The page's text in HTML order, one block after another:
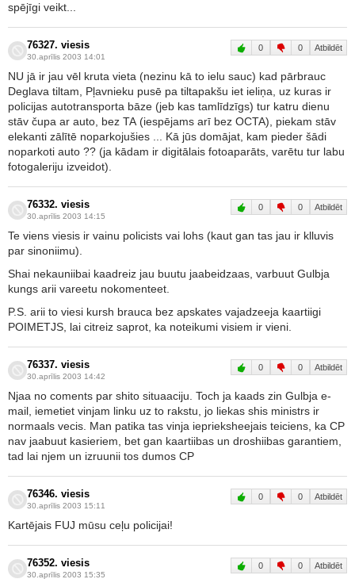
spējīgi veikt...
76327. viesis
30.aprīlis 2003 14:01
0 0 Atbildēt
NU jā ir jau vēl kruta vieta (nezinu kā to ielu sauc) kad pārbrauc
Deglava tiltam, Pļavnieku pusē pa tiltapakšu iet ieliņa, uz kuras ir
policijas autotransporta bāze (jeb kas tamlīdzīgs) tur katru dienu
stāv čupa ar auto, bez TA (iespējams arī bez OCTA), piekam stāv
elekanti zālītē noparkojušies ... Kā jūs domājat, kam pieder šādi
noparkoti auto ?? (ja kādam ir digitālais fotoaparāts, varētu tur labu
fotogaleriju izveidot).
76332. viesis
30.aprīlis 2003 14:15
0 0 Atbildēt
Te viens viesis ir vainu policists vai lohs (kaut gan tas jau ir klluvis
par sinoniimu).
Shai nekauniibai kaadreiz jau buutu jaabeidzaas, varbuut Gulbja
kungs arii vareetu nokomenteet.
P.S. arii to viesi kursh brauca bez apskates vajadzeeja kaartiigi
POIMETJS, lai citreiz saprot, ka noteikumi visiem ir vieni.
76337. viesis
30.aprīlis 2003 14:42
0 0 Atbildēt
Njaa no coments par shito situaaciju. Toch ja kaads zin Gulbja e-
mail, iemetiet vinjam linku uz to rakstu, jo liekas shis ministrs ir
normaals vecis. Man patika tas vinja ieprieksheejais teiciens, ka CP
nav jaabuut kasieriem, bet gan kaartiibas un droshiibas garantiem,
tad lai njem un izruunii tos dumos CP
76346. viesis
30.aprīlis 2003 15:11
0 0 Atbildēt
Kartējais FUJ mūsu ceļu policijai!
76352. viesis
30.aprīlis 2003 15:35
0 0 Atbildēt